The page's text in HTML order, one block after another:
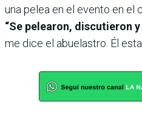
una pelea en el evento en el
“Se pelearon, discutieron
me dice el abuelastro. Él